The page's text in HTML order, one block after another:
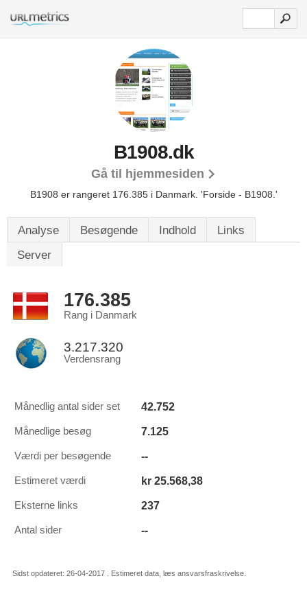
B1908.dk
Gå til hjemmesiden
B1908 er rangeret 176.385 i Danmark. 'Forside - B1908.'
Analyse Besøgende Indhold
Links
Server
176.385
Rang i Danmark
3.217.320
Verdensrang
Månedlig antal sider set 42.752
Månedlige besøg 7.125
Værdi per besøgende --
Estimeret værdi kr 25.568,38
Eksterne links 237
Antal sider --
Sidst opdateret: 26-04-2017 . Estimeret data, læs ansvarsfraskrivelse.